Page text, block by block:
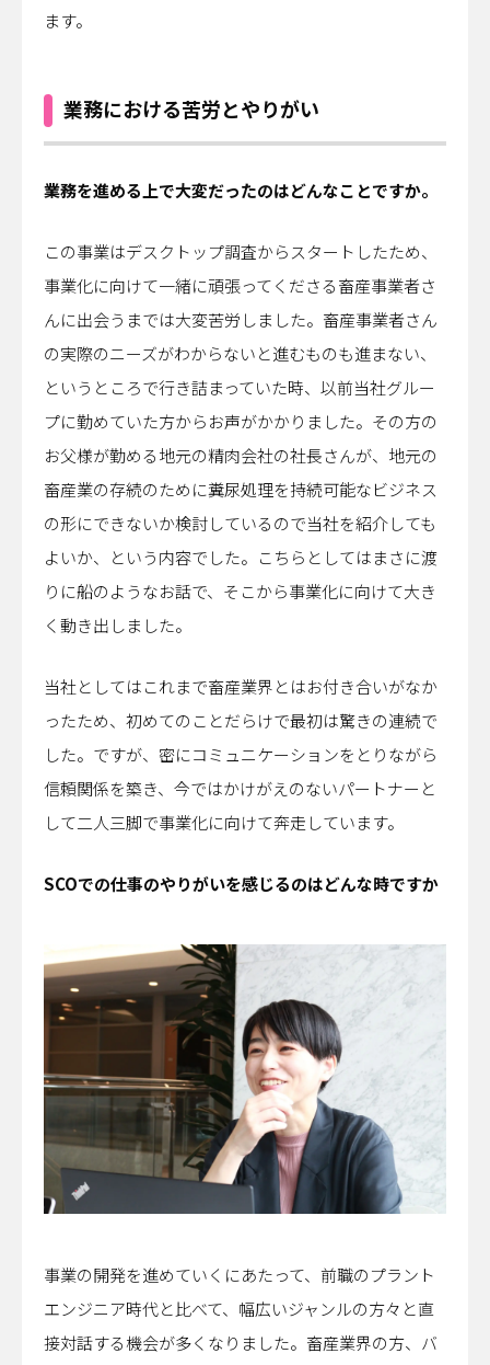
ます。
業務における苦労とやりがい
――業務を進める上で大変だったのはどんなことですか。
この事業はデスクトップ調査からスタートしたため、
事業化に向けて一緒に頑張ってくださる畜産事業者さ
んに出会うまでは大変苦労しました。畜産事業者さん
の実際のニーズがわからないと進むものも進まない、
というところで行き詰まっていた時、以前当社グルー
プに勤めていた方からお声がかかりました。その方の
お父様が勤める地元の精肉会社の社長さんが、地元の
畜産業の存続のために糞尿処理を持続可能なビジネス
の形にできないか検討しているので当社を紹介しても
よいか、という内容でした。こちらとしてはまさに渡
りに船のようなお話で、そこから事業化に向けて大き
く動き出しました。
当社としてはこれまで畜産業界とはお付き合いがなか
ったため、初めてのことだらけで最初は驚きの連続で
した。ですが、密にコミュニケーションをとりながら
信頼関係を築き、今ではかけがえのないパートナーと
して二人三脚で事業化に向けて奔走しています。
――SCOでの仕事のやりがいを感じるのはどんな時ですか
事業の開発を進めていくにあたって、前職のプラント
エンジニア時代と比べて、幅広いジャンルの方々と直
接対話する機会が多くなりました。畜産業界の方、バ